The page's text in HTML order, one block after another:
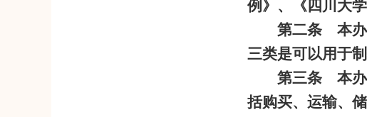
例》、《四川大
第二条 本办
三类是可以用于
第三条 本办
括购买、运输、